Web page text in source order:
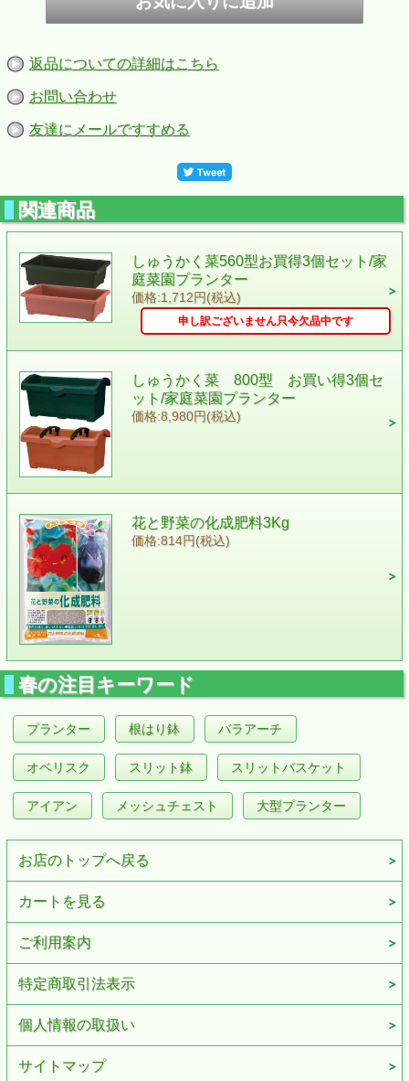
返品についての詳細はこちら
お問い合わせ
友達にメールですすめる
関連商品
しゅうかく菜560型お買得3個セット/家
庭菜園プランター
価格:1,712円(税込)
申し訳ございません只今欠品中です
しゅうかく菜 800型 お買い得3個セ
ット/家庭菜園プランター
価格:8,980円(税込)
花と野菜の化成肥料3Kg
価格:814円(税込)
春の注目キーワード
プランター 根はり鉢 バラアーチ
オベリスク スリット鉢 スリットバスケット
アイアン メッシュチェスト 大型プランター
お店のトップへ戻る
カートを見る
ご利用案内
特定商取引法表示
個人情報の取扱い
サイトマップ